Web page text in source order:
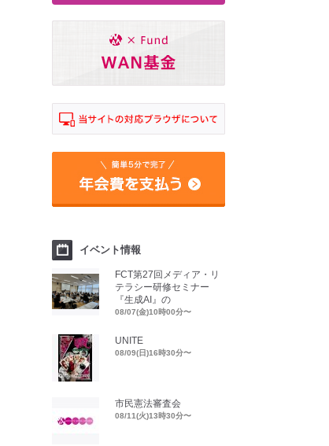
イベント情報
FCT第27回メディア・リ
テラシー研修セミナー
『生成AI』の
08/07(金)10時00分〜
UNITE
08/09(日)16時30分〜
市民憲法審査会
08/11(火)13時30分〜